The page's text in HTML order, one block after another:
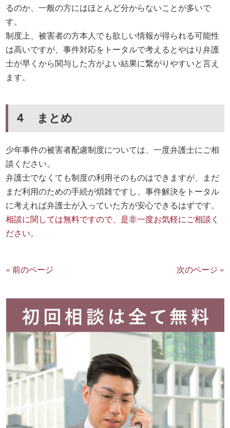
るのか、一般の方にはほとんど分からないことが多いで
す。
制度上、被害者の方本人でも欲しい情報が得られる可能性
は高いですが、事件対応をトータルで考えるとやはり弁護
士が早くから関与した方がよい結果に繋がりやすいと言え
ます。
４ まとめ
少年事件の被害者配慮制度については、一度弁護士にご相
談ください。
弁護士でなくても制度の利用そのものはできますが、まだ
まだ利用のための手続が煩雑ですし、事件解決をトータル
に考えれば弁護士が入っていた方が安心できるはずです。
相談に関しては無料ですので、是非一度お気軽にご相談く
ださい。
« 前のページ 次のページ »